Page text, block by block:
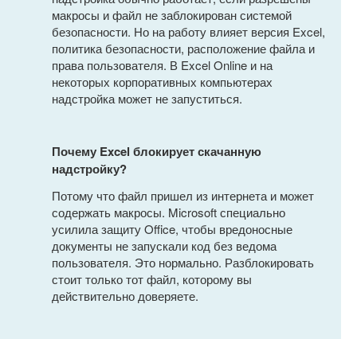
макросы и файл не заблокирован системой
безопасности. Но на работу влияет версия Excel,
политика безопасности, расположение файла и
права пользователя. В Excel Online и на
некоторых корпоративных компьютерах
надстройка может не запуститься.
Почему Excel блокирует скачанную
надстройку?
Потому что файл пришел из интернета и может
содержать макросы. Microsoft специально
усилила защиту Office, чтобы вредоносные
документы не запускали код без ведома
пользователя. Это нормально. Разблокировать
стоит только тот файл, которому вы
действительно доверяете.